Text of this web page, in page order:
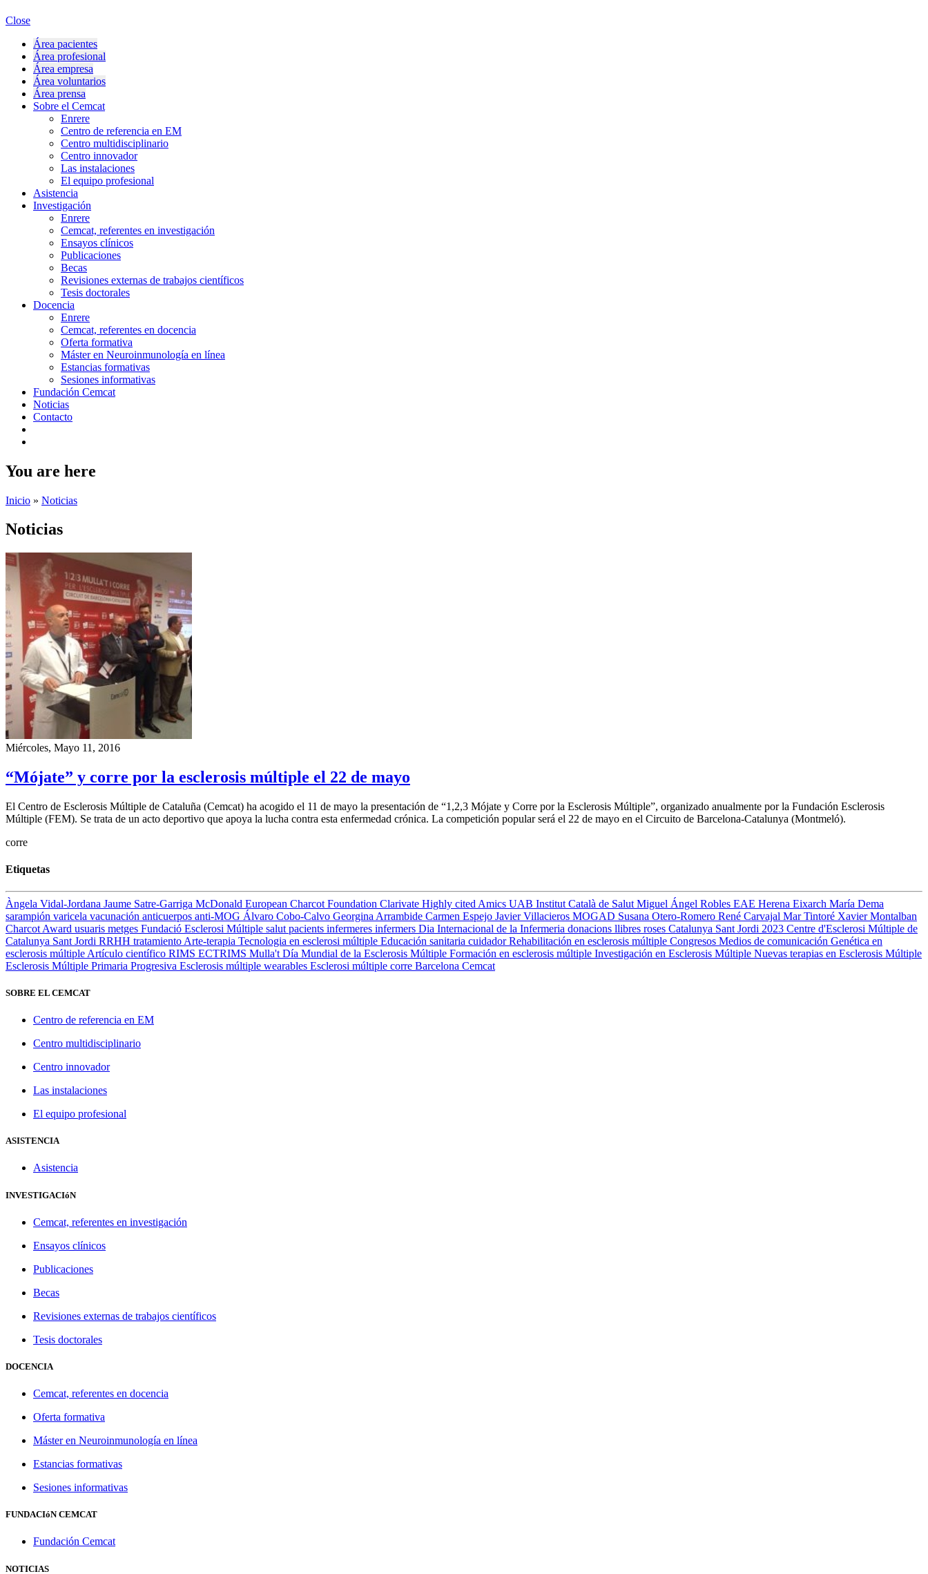
Close
Área pacientes
Área profesional
Área empresa
Área voluntarios
Área prensa
Sobre el Cemcat
Enrere
Centro de referencia en EM
Centro multidisciplinario
Centro innovador
Las instalaciones
El equipo profesional
Asistencia
Investigación
Enrere
Cemcat, referentes en investigación
Ensayos clínicos
Publicaciones
Becas
Revisiones externas de trabajos científicos
Tesis doctorales
Docencia
Enrere
Cemcat, referentes en docencia
Oferta formativa
Máster en Neuroinmunología en línea
Estancias formativas
Sesiones informativas
Fundación Cemcat
Noticias
Contacto
You are here
Inicio » Noticias
Noticias
Miércoles, Mayo 11, 2016
“Mójate” y corre por la esclerosis múltiple el 22 de mayo
El Centro de Esclerosis Múltiple de Cataluña (Cemcat) ha acogido el 11 de mayo la presentación de “1,2,3 Mójate y Corre por la Esclerosis Múltiple”, organizado anualmente por la Fundación Esclerosis
Múltiple (FEM). Se trata de un acto deportivo que apoya la lucha contra esta enfermedad crónica. La competición popular será el 22 de mayo en el Circuito de Barcelona-Catalunya (Montmeló).
corre
Etiquetas
Àngela Vidal-Jordana Jaume Satre-Garriga McDonald European Charcot Foundation Clarivate Highly cited Amics UAB Institut Català de Salut Miguel Ángel Robles EAE Herena Eixarch María Dema
sarampión varicela vacunación anticuerpos anti-MOG Álvaro Cobo-Calvo Georgina Arrambide Carmen Espejo Javier Villacieros MOGAD Susana Otero-Romero René Carvajal Mar Tintoré Xavier Montalban
Charcot Award usuaris metges Fundació Esclerosi Múltiple salut pacients infermeres infermers Dia Internacional de la Infermeria donacions llibres roses Catalunya Sant Jordi 2023 Centre d'Esclerosi Múltiple de
Catalunya Sant Jordi RRHH tratamiento Arte-terapia Tecnologia en esclerosi múltiple Educación sanitaria cuidadorRehabilitación en esclerosis múltiple Congresos Medios de comunicación Genética en
esclerosis múltiple Artículo científico RIMS ECTRIMS Mulla't Día Mundial de la Esclerosis Múltiple Formación en esclerosis múltiple Investigación en Esclerosis Múltiple Nuevas terapias en Esclerosis Múltiple
Esclerosis Múltiple Primaria Progresiva Esclerosis múltiple wearables Esclerosi múltiple corre Barcelona Cemcat
SOBRE EL CEMCAT
Centro de referencia en EM
Centro multidisciplinario
Centro innovador
Las instalaciones
El equipo profesional
ASISTENCIA
Asistencia
INVESTIGACIóN
Cemcat, referentes en investigación
Ensayos clínicos
Publicaciones
Becas
Revisiones externas de trabajos científicos
Tesis doctorales
DOCENCIA
Cemcat, referentes en docencia
Oferta formativa
Máster en Neuroinmunología en línea
Estancias formativas
Sesiones informativas
FUNDACIóN CEMCAT
Fundación Cemcat
NOTICIAS